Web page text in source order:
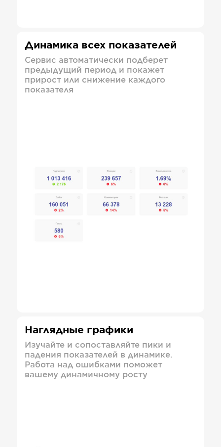
Динамика всех показателей
Сервис автоматически подберет
предыдущий период и покажет
прирост или снижение каждого
показателя
Наглядные графики
Изучайте и сопоставляйте пики и
падения показателей в динамике.
Работа над ошибками поможет
вашему динамичному росту